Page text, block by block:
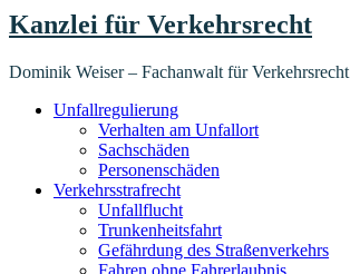
Kanzlei für Verkehrsrecht
Dominik Weiser – Fachanwalt für Verkehrsrecht
Unfallregulierung
Verhalten am Unfallort
Sachschäden
Personenschäden
Verkehrsstrafrecht
Unfallflucht
Trunkenheitsfahrt
Gefährdung des Straßenverkehrs
Fahren ohne Fahrerlaubnis